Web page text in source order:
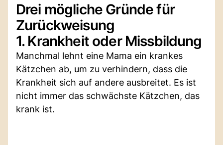
Drei mögliche Gründe für
Zurückweisung
1. Krankheit oder Missbildung
Manchmal lehnt eine Mama ein krankes
Kätzchen ab, um zu verhindern, dass die
Krankheit sich auf andere ausbreitet. Es ist
nicht immer das schwächste Kätzchen, das
krank ist.